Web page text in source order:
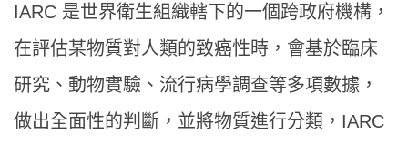
IARC 是世界衛生組織轄下的一個跨政府機構，
在評估某物質對人類的致癌性時，會基於臨床
研究、動物實驗、流行病學調查等多項數據，
做出全面性的判斷，並將物質進行分類，IARC